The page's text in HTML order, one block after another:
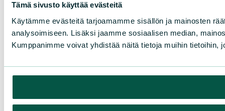
Tämä sivusto käyttää evästeitä
Käytämme evästeitä tarjoamamme sisällön ja mainosten
analysoimiseen. Lisäksi jaamme sosiaalisen median,
Kumppanimme voivat yhdistää näitä tietoja muihin tietoihin,